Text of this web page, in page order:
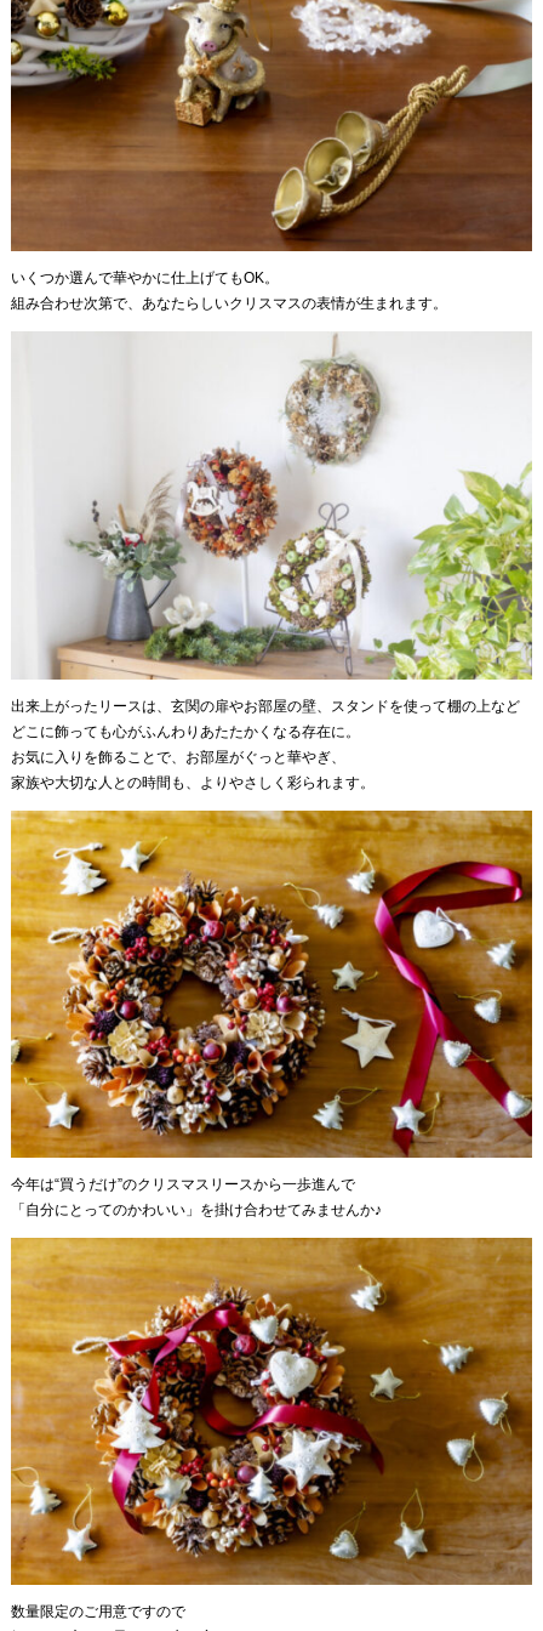
いくつか選んで華やかに仕上げてもOK。
組み合わせ次第で、あなたらしいクリスマスの表情が生まれます。
出来上がったリースは、玄関の扉やお部屋の壁、スタンドを使って棚の上など
どこに飾っても心がふんわりあたたかくなる存在に。
お気に入りを飾ることで、お部屋がぐっと華やぎ、
家族や大切な人との時間も、よりやさしく彩られます。
今年は“買うだけ”のクリスマスリースから一歩進んで
「自分にとってのかわいい」を掛け合わせてみませんか♪
数量限定のご用意ですので